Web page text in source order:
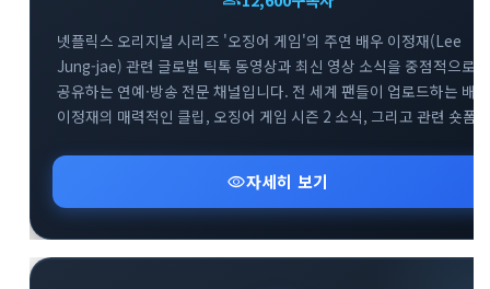
넷플릭스 오리지널 시리즈 '오징어 게임'의 주연 배우 이정재(Lee
Jung-jae) 관련 글로벌 틱톡 동영상과 최신 영상 소식을 중점적으로
공유하는 연예·방송 전문 채널입니다. 전 세계 팬들이 업로드하는 배우
이정재의 매력적인 클립, 오징어 게임 시즌 2 소식, 그리고 관련 숏폼
이정재와 오징어 게임의 다양한 글로벌 틱톡 트렌드를 감상하고 소통
수 있는 매력적인 엔터테인먼트 공간입니다.
visibility자세히 보기